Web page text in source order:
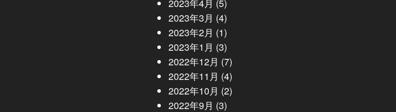
2023年4月 (5)
2023年3月 (4)
2023年2月 (1)
2023年1月 (3)
2022年12月 (7)
2022年11月 (4)
2022年10月 (2)
2022年9月 (3)